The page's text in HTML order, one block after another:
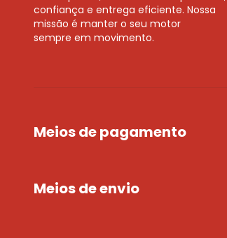
confiança e entrega eficiente. Nossa
missão é manter o seu motor
sempre em movimento.
Meios de pagamento
Meios de envio